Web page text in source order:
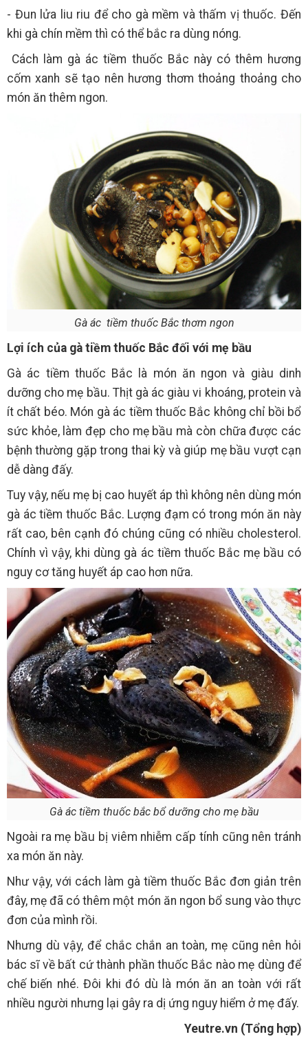
- Đun lửa liu riu để cho gà mềm và thấm vị thuốc. Đến
khi gà chín mềm thì có thể bắc ra dùng nóng.
Cách làm gà ác tiềm thuốc Bắc này có thêm hương
cốm xanh sẽ tạo nên hương thơm thoảng thoảng cho
món ăn thêm ngon.
Gà ác tiềm thuốc Bắc thơm ngon
Lợi ích của gà tiềm thuốc Bắc đối với mẹ bầu
Gà ác tiềm thuốc Bắc là món ăn ngon và giàu dinh
dưỡng cho mẹ bầu. Thịt gà ác giàu vi khoáng, protein và
ít chất béo. Món gà ác tiềm thuốc Bắc không chỉ bồi bổ
sức khỏe, làm đẹp cho mẹ bầu mà còn chữa được các
bệnh thường gặp trong thai kỳ và giúp mẹ bầu vượt cạn
dễ dàng đấy.
Tuy vậy, nếu mẹ bị cao huyết áp thì không nên dùng món
gà ác tiềm thuốc Bắc. Lượng đạm có trong món ăn này
rất cao, bên cạnh đó chúng cũng có nhiều cholesterol.
Chính vì vậy, khi dùng gà ác tiềm thuốc Bắc mẹ bầu có
nguy cơ tăng huyết áp cao hơn nữa.
Gà ác tiềm thuốc bắc bổ dưỡng cho mẹ bầu
Ngoài ra mẹ bầu bị viêm nhiễm cấp tính cũng nên tránh
xa món ăn này.
Như vậy, với cách làm gà tiềm thuốc Bắc đơn giản trên
đây, mẹ đã có thêm một món ăn ngon bổ sung vào thực
đơn của mình rồi.
Nhưng dù vậy, để chắc chắn an toàn, mẹ cũng nên hỏi
bác sĩ về bất cứ thành phần thuốc Bắc nào mẹ dùng để
chế biến nhé. Đôi khi đó dù là món ăn an toàn với rất
nhiều người nhưng lại gây ra dị ứng nguy hiểm ở mẹ đấy.
Yeutre.vn (Tổng hợp)